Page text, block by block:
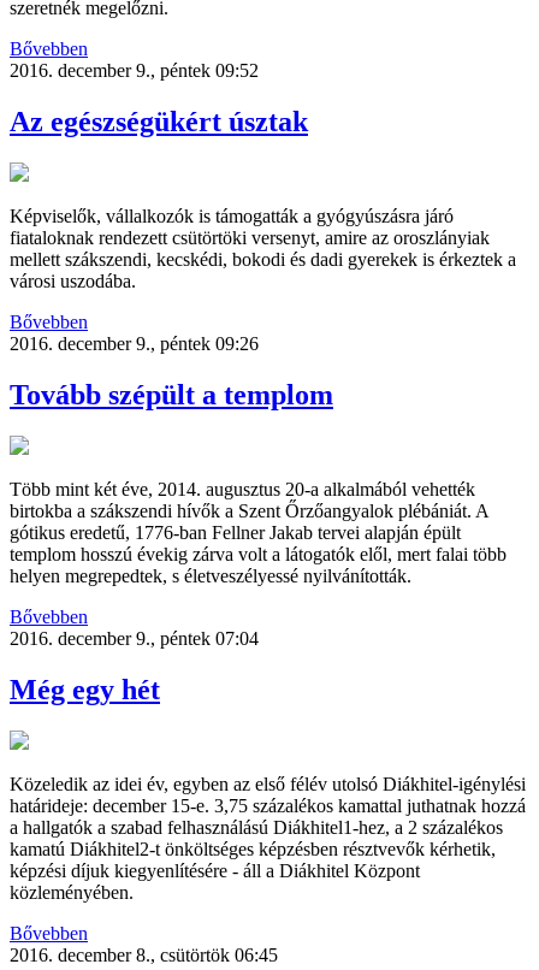
szeretnék megelőzni.
Bővebben
2016. december 9., péntek 09:52
Az egészségükért úsztak
Képviselők, vállalkozók is támogatták a gyógyúszásra járó
fiataloknak rendezett csütörtöki versenyt, amire az oroszlányiak
mellett szákszendi, kecskédi, bokodi és dadi gyerekek is érkeztek a
városi uszodába.
Bővebben
2016. december 9., péntek 09:26
Tovább szépült a templom
Több mint két éve, 2014. augusztus 20-a alkalmából vehették
birtokba a szákszendi hívők a Szent Őrzőangyalok plébániát. A
gótikus eredetű, 1776-ban Fellner Jakab tervei alapján épült
templom hosszú évekig zárva volt a látogatók elől, mert falai több
helyen megrepedtek, s életveszélyessé nyilvánították.
Bővebben
2016. december 9., péntek 07:04
Még egy hét
Közeledik az idei év, egyben az első félév utolsó Diákhitel-igénylési
határideje: december 15-e. 3,75 százalékos kamattal juthatnak hozzá
a hallgatók a szabad felhasználású Diákhitel1-hez, a 2 százalékos
kamatú Diákhitel2-t önköltséges képzésben résztvevők kérhetik,
képzési díjuk kiegyenlítésére - áll a Diákhitel Központ
közleményében.
Bővebben
2016. december 8., csütörtök 06:45